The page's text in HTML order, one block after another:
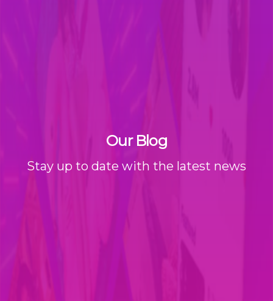
Our Blog
Stay up to date with the latest news